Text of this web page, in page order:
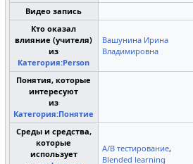
Видео запись
Кто оказал
влияние (учителя)
из
Категория:Person
Вашунина Ирина
Владимировна
Понятия, которые
интересуют
из
Категория:Понятие
Среды и средства,
которые
использует
A/B тестирование,
Blended learning